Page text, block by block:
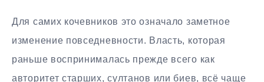
Для самих кочевников это означало заметное
изменение повседневности. Власть, которая
раньше воспринималась прежде всего как
авторитет старших, султанов или биев, всё чаще